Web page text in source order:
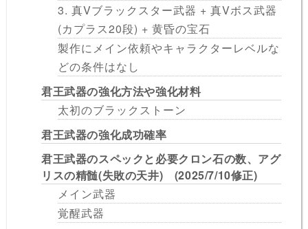
3. 真Vブラックスター武器 + 真Vボス武器
(カプラス20段) + 黄昏の宝石
製作にメイン依頼やキャラクターレベルな
どの条件はなし
君王武器の強化方法や強化材料
太初のブラックストーン
君王武器の強化成功確率
君王武器のスペックと必要クロン石の数、アグ
リスの精髄(失敗の天井) (2025/7/10修正)
メイン武器
覚醒武器